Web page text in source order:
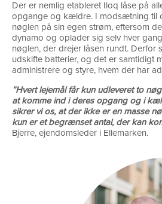
Der er nemlig etableret Iloq låse på
opgange og kældre. I modsætning til
nøglen på sin egen strøm, eftersom
dynamo og oplader sig selv hver
nøglen, der drejer låsen rundt. Derfor
udskifte batterier, og det er samtidigt
administrere og styre, hvem der har
”Hvert lejemål får kun udleveret to
at komme ind i deres opgang og i
sikrer vi os, at der ikke er en masse
kun er et begrænset antal, der kan
Bjerre, ejendomsleder i Ellemarken.